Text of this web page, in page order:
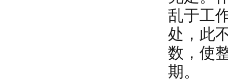
乱于工
处，此
数，使
期。